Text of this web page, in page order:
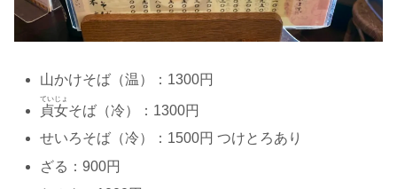
山かけそば（温）：1300円
貞女
ていじょ
そば（冷）：1300円
せいろそば（冷）：1500円 つけとろあり
ざる：900円